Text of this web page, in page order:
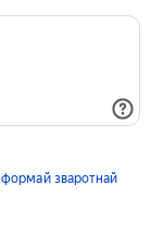
формай зваротнай